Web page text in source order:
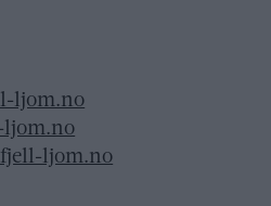
ljom.no
ljom.no
ljom.no